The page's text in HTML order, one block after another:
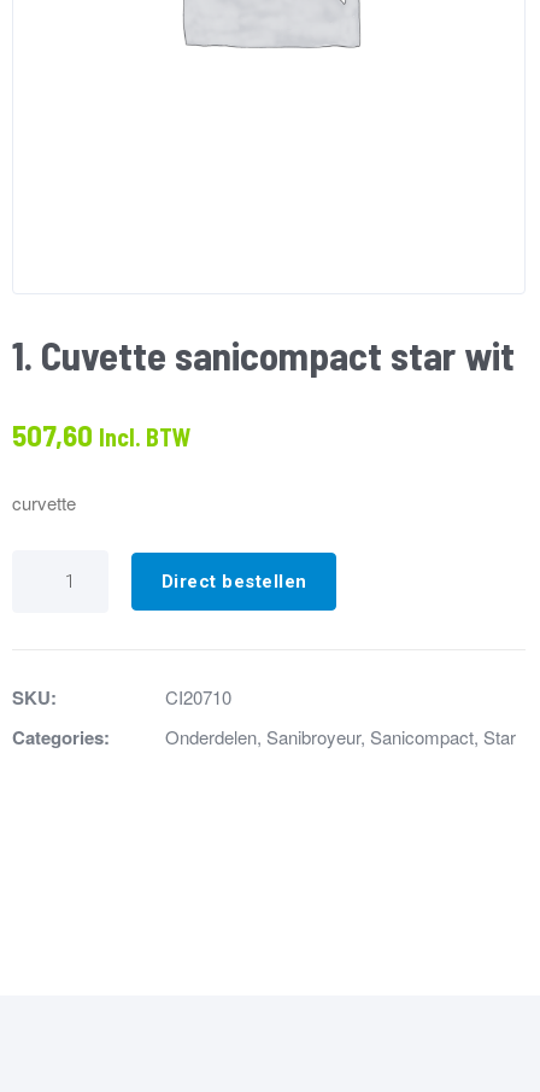
1. Cuvette sanicompact star wit
507,60 Incl. BTW
curvette
Cuvette
Direct bestellen
SKU: CI20710
Categories: Onderdelen, Sanibroyeur, Sanicompact, Star